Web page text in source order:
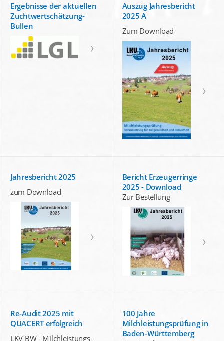
Ergebnisse der aktuellen
Zuchtwertschätzung-
Bullen
Auszug Jahresbericht
2025 A
Zum Download
Jahresbericht 2025
zum Download
Bericht Erzeugerringe
2025 - Download
Zur Bestellung
Re-Audit 2025 mit
QUACERT erfolgreich
LKV BW - Milchleistungs-
100 Jahre
Milchleistungsprüfung in
Baden-Württemberg